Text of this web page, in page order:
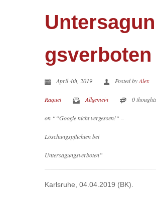
Untersagun
gsverboten
April 4th, 2019 Posted byAlex
Raquet Allgemein 0
on ““Google nicht vergessen!“ –
Löschungspflichten bei
Untersagungsverboten”
Karlsruhe, 04.04.2019 (BK).